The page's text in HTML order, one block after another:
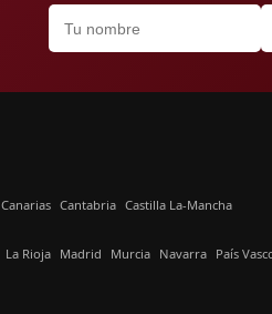
Canarias Cantabria Castilla La-Mancha
La Rioja Madrid Murcia Navarra País